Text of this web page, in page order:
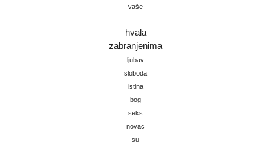
vaše
hvala
zabranjenima
ljubav
sloboda
istina
bog
seks
novac
su